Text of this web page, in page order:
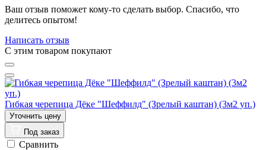
Ваш отзыв поможет кому-то сделать выбор. Спасибо, что
делитесь опытом!
Написать отзыв
C этим товаром покупают
Гибкая черепица Дёке "Шеффилд" (Зрелый каштан) (3м2 уп.)
Под заказ
Сравнить